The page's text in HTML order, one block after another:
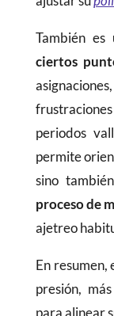
También
ciertos
periodos
permite
sino
proceso de
ajetreo
En resumen,
presión,